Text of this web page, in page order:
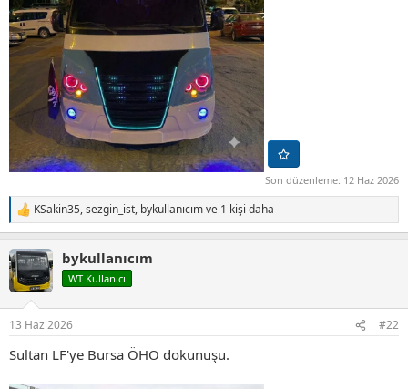
Son düzenleme: 12 Haz 2026
T
e
k
i
l
:
KSakin35,sezgin_ist, bykullanıcımve 1 kişi daha
bykullanıcım
WT Kullanıcı
13 Haz 2026 #22
Sultan LF'ye Bursa ÖHO dokunuşu.